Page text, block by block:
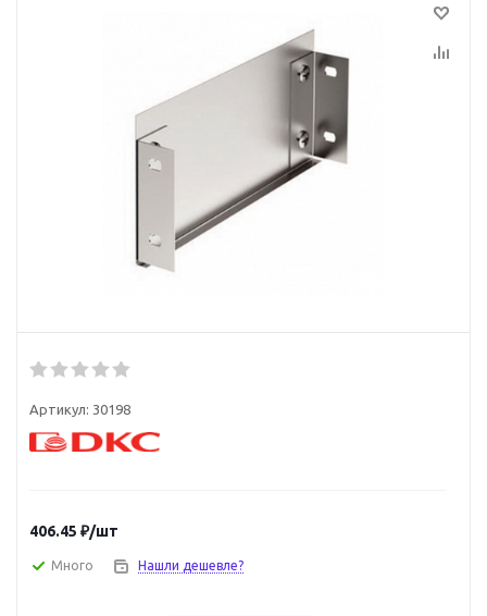
Артикул: 30198
406.45 ₽/шт
Много Нашли дешевле?